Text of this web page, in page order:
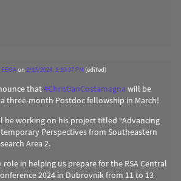
on2/13/2024, 1:10:37 PM (edited)
that#ChristianCostamagna will be
three-month Postdoc fellowship in March!
be working on his project titled “Advancing
Perspectives from Southeastern
Area 2.
role in helping us prepare for the RSA Central
2024 in Dubrovnik from 11 to 13